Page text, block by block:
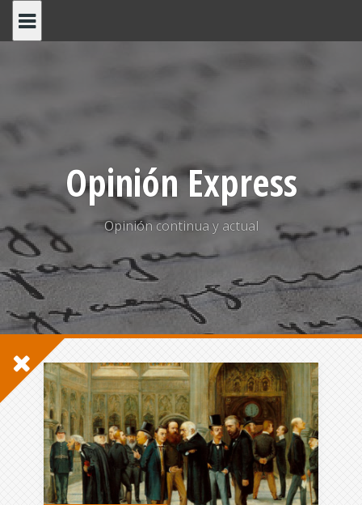
Opinión Express
Opinión continua y actual